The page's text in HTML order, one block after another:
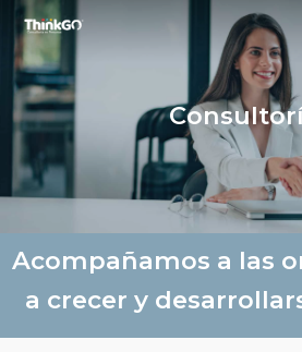
main
content
Acompañamos a las
a crecer y